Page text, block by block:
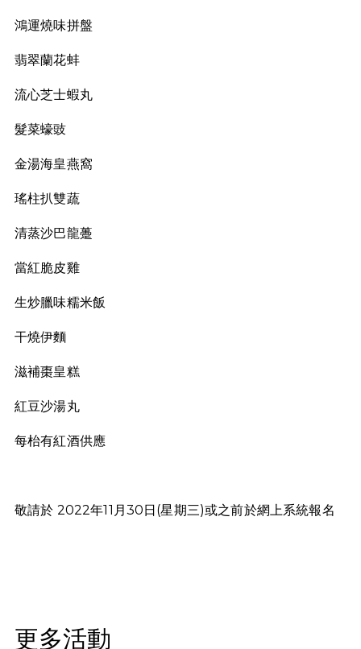
鴻運燒味拼盤
翡翠蘭花蚌
流心芝士蝦丸
髮菜蠔豉
金湯海皇燕窩
瑤柱扒雙蔬
清蒸沙巴龍躉
當紅脆皮雞
生炒臘味糯米飯
干燒伊麵
滋補棗皇糕
紅豆沙湯丸
每枱有紅酒供應
敬請於 2022年11月30日(星期三)或之前於網上系統報名
更多活動